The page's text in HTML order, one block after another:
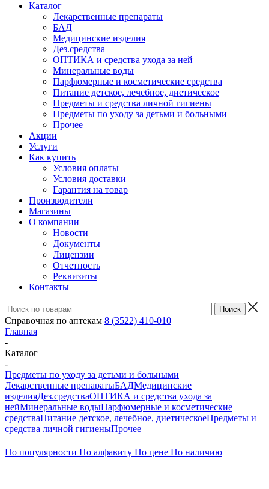
Каталог
Лекарственные препараты
БАД
Медицинские изделия
Дез.средства
ОПТИКА и средства ухода за ней
Минеральные воды
Парфюмерные и косметические средства
Питание детское, лечебное, диетическое
Предметы и средства личной гигиены
Предметы по уходу за детьми и больными
Прочее
Акции
Услуги
Как купить
Условия оплаты
Условия доставки
Гарантия на товар
Производители
Магазины
О компании
Новости
Документы
Лицензии
Отчетность
Реквизиты
Контакты
Справочная по аптекам 8 (3522) 410-010
Главная
-
Каталог
-
Предметы по уходу за детьми и больными
Лекарственные препаратыБАДМедицинские
изделияДез.средстваОПТИКА и средства ухода за
нейМинеральные водыПарфюмерные и косметические
средстваПитание детское, лечебное, диетическоеПредметы и
средства личной гигиеныПрочее
По популярности По алфавиту По цене По наличию